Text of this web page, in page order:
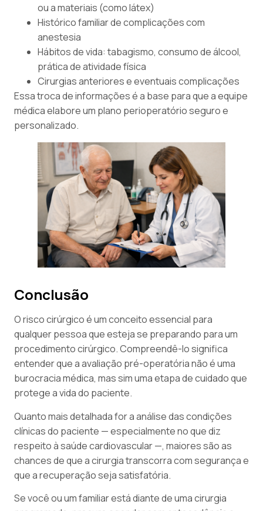
ou a materiais (como látex)
Histórico familiar de complicações com
anestesia
Hábitos de vida: tabagismo, consumo de álcool,
prática de atividade física
Cirurgias anteriores e eventuais complicações
Essa troca de informações é a base para que a equipe
médica elabore um plano perioperatório seguro e
personalizado.
Conclusão
O risco cirúrgico é um conceito essencial para
qualquer pessoa que esteja se preparando para um
procedimento cirúrgico. Compreendê-lo significa
entender que a avaliação pré-operatória não é uma
burocracia médica, mas sim uma etapa de cuidado que
protege a vida do paciente.
Quanto mais detalhada for a análise das condições
clínicas do paciente — especialmente no que diz
respeito à saúde cardiovascular —, maiores são as
chances de que a cirurgia transcorra com segurança e
que a recuperação seja satisfatória.
Se você ou um familiar está diante de uma cirurgia